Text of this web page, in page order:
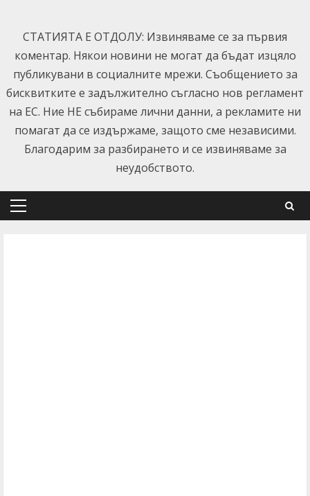
content
СТАТИЯТА Е ОТДОЛУ: Извиняваме се за първия
коментар. Някои новини не могат да бъдат изцяло
публикувани в социалните мрежи. Съобщението за
бисквитките е задължително съгласно нов регламент
на ЕС. Ние НЕ събираме лични данни, а рекламите ни
помагат да се издържаме, защото сме независими.
Благодарим за разбирането и се извиняваме за
неудобството.
Primary